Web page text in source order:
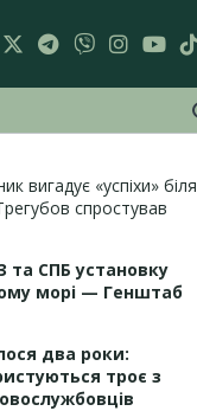
вигадує «успіхи» біля
спростував
СПБ установку
морі — Генштаб
два роки:
троє з